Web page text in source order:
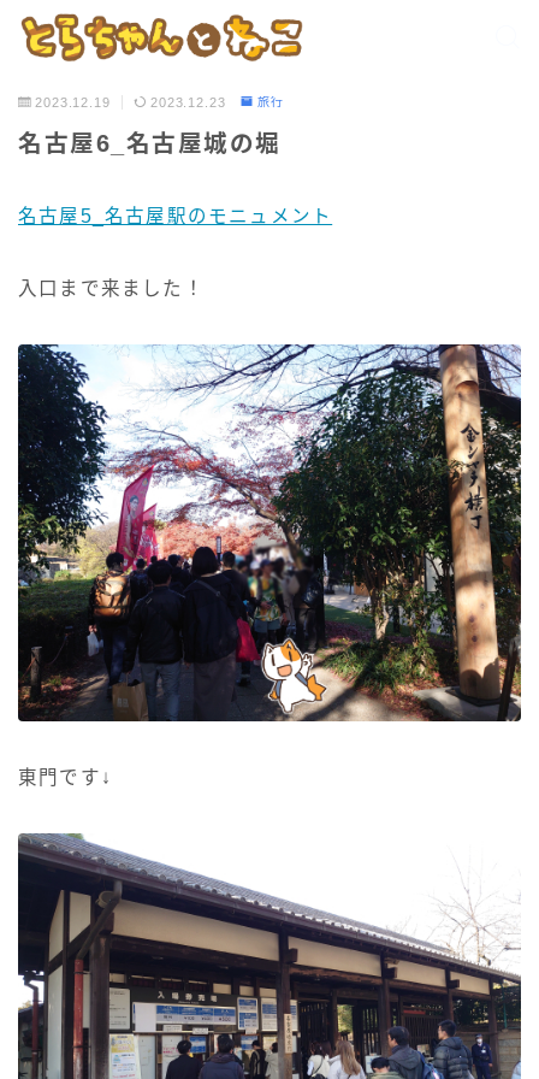
2023.12.19 2023.12.23 旅行
名古屋6_名古屋城の堀
名古屋5_名古屋駅のモニュメント
入口まで来ました！
東門です↓